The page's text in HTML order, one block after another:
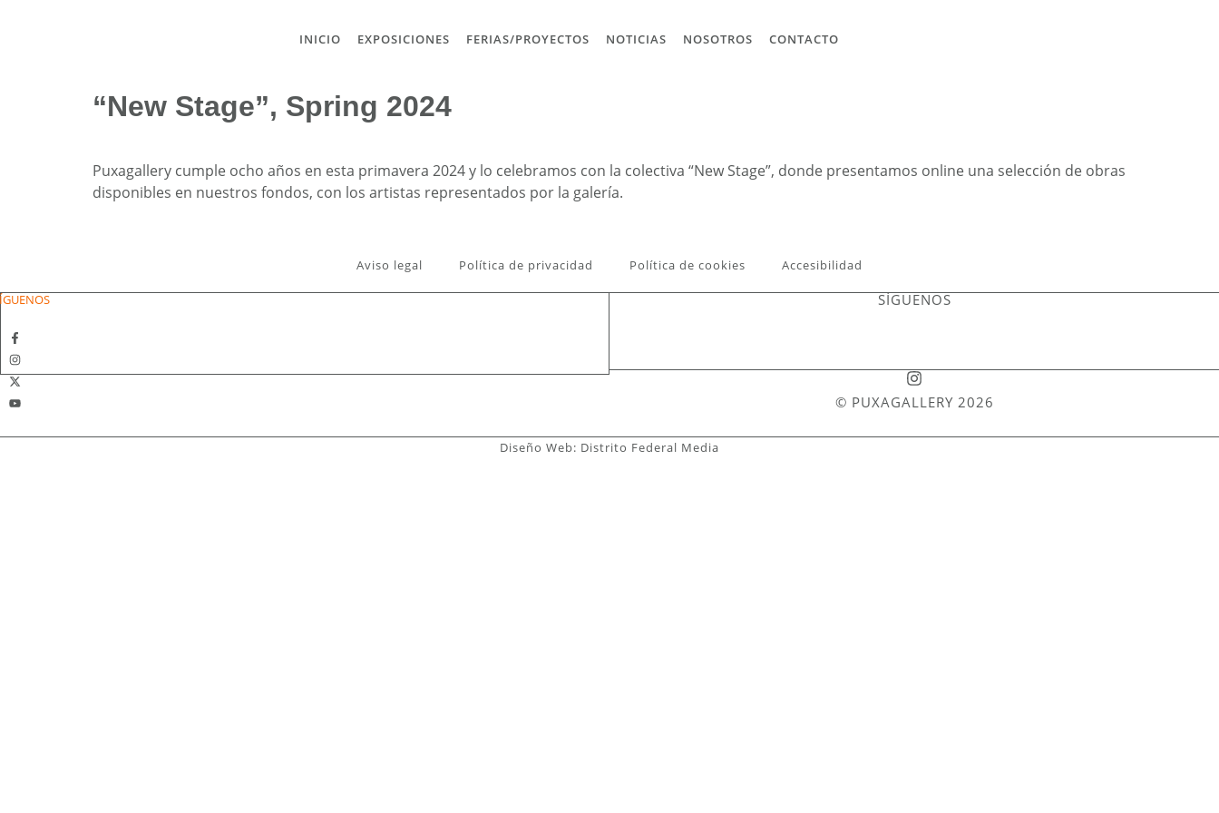
INICIO EXPOSICIONES FERIAS/PROYECTOS NOTICIAS NOSOTROS CONTACTO
“New Stage”, Spring 2024
Puxagallery cumple ocho años en esta primavera 2024 y lo celebramos con la colectiva “New Stage”, donde presentamos online una selección de obras
disponibles en nuestros fondos, con los artistas representados por la galería.
Aviso legal Política de privacidad Política de cookies Accesibilidad
SÍGUENOS
© PUXAGALLERY 2026
Diseño Web: Distrito Federal Media